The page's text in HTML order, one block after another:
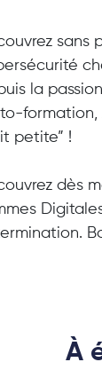
sans
la
petite” !
dès
À